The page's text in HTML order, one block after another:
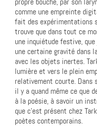
comme une empreinte
fait des expérimentations
trouve que dans tout ce
une inquiétude festive,
une certaine gravité dans
avec les objets inertes.
lumière et vers le plein
relativement courte.
il y a quand même ce que
à la poésie, à savoir un
que c’est présent chez
poètes contemporains.